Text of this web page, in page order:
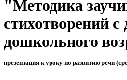
"Методика
стихотворений с
дошкольного
презентация к уроку по развитию речи